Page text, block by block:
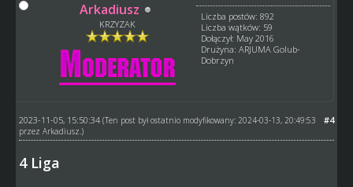
Arkadiusz
KRZYZAK
Liczba postów: 892
Liczba wątków: 59
Dołączył: May 2016
Drużyna: ARJUMA Golub-
Dobrzyn
#4
2023-11-05, 15:50:34 (Ten post był ostatnio modyfikowany: 2024-03-13, 20:49:53
przez Arkadiusz.)
4 Liga